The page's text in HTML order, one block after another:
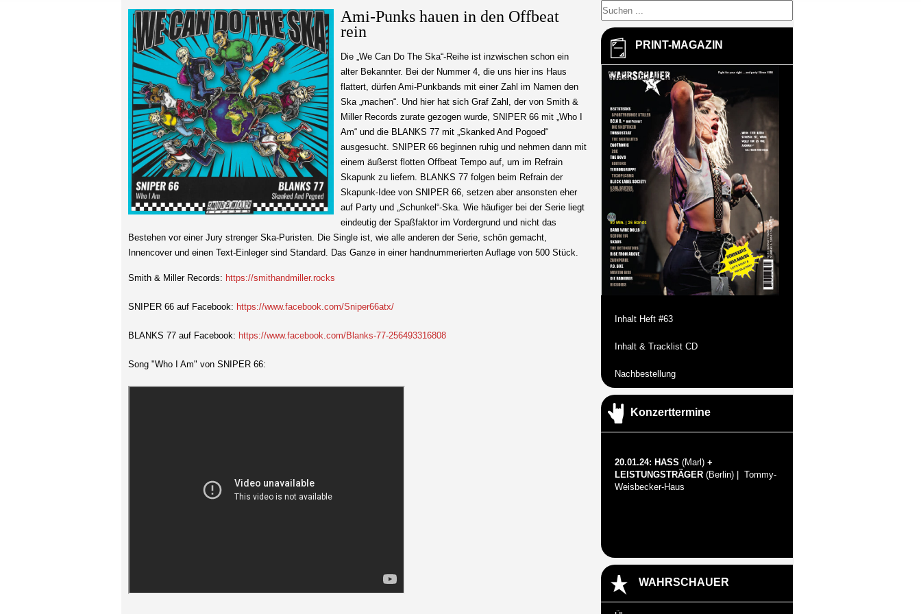
Ami-Punks hauen in den Offbeat
rein
Die „We Can Do The Ska“-Reihe ist inzwischen schon ein
alter Bekannter. Bei der Nummer 4, die uns hier ins Haus
flattert, dürfen Ami-Punkbands mit einer Zahl im Namen den
Ska „machen“. Und hier hat sich Graf Zahl, der von Smith &
Miller Records zurate gezogen wurde, SNIPER 66 mit „Who I
Am“ und die BLANKS 77 mit „Skanked And Pogoed“
ausgesucht. SNIPER 66 beginnen ruhig und nehmen dann mit
einem äußerst flotten Offbeat Tempo auf, um im Refrain
Skapunk zu liefern. BLANKS 77 folgen beim Refrain der
Skapunk-Idee von SNIPER 66, setzen aber ansonsten eher
auf Party und „Schunkel“-Ska. Wie häufiger bei der Serie liegt
eindeutig der Spaßfaktor im Vordergrund und nicht das
Bestehen vor einer Jury strenger Ska-Puristen. Die Single ist, wie alle anderen der Serie, schön gemacht,
Innencover und einen Text-Einleger sind Standard. Das Ganze in einer handnummerierten Auflage von 500 Stück.
Smith & Miller Records: https://smithandmiller.rocks
SNIPER 66 auf Facebook: https://www.facebook.com/Sniper66atx/
BLANKS 77 auf Facebook: https://www.facebook.com/Blanks-77-256493316808
Song "Who I Am" von SNIPER 66:
PRINT-MAGAZIN
Inhalt Heft #63
Inhalt & Tracklist CD
Nachbestellung
Konzerttermine
20.01.24: HASS (Marl) +
LEISTUNGSTRÄGER (Berlin) | Tommy-
Weisbecker-Haus
WAHRSCHAUER